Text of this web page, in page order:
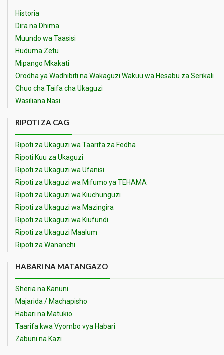
Historia
Dira na Dhima
Muundo wa Taasisi
Huduma Zetu
Mipango Mkakati
Orodha ya Wadhibiti na Wakaguzi Wakuu wa Hesabu za Serikali
Chuo cha Taifa cha Ukaguzi
Wasiliana Nasi
RIPOTI ZA CAG
Ripoti za Ukaguzi wa Taarifa za Fedha
Ripoti Kuu za Ukaguzi
Ripoti za Ukaguzi wa Ufanisi
Ripoti za Ukaguzi wa Mifumo ya TEHAMA
Ripoti za Ukaguzi wa Kiuchunguzi
Ripoti za Ukaguzi wa Mazingira
Ripoti za Ukaguzi wa Kiufundi
Ripoti za Ukaguzi Maalum
Ripoti za Wananchi
HABARI NA MATANGAZO
Sheria na Kanuni
Majarida / Machapisho
Habari na Matukio
Taarifa kwa Vyombo vya Habari
Zabuni na Kazi